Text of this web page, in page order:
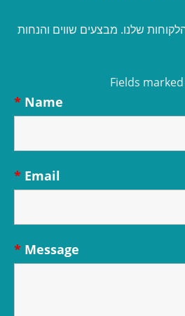
שלנו. מבצעים שווים והנחות
Fields
Name
*
Email
*
Message
*